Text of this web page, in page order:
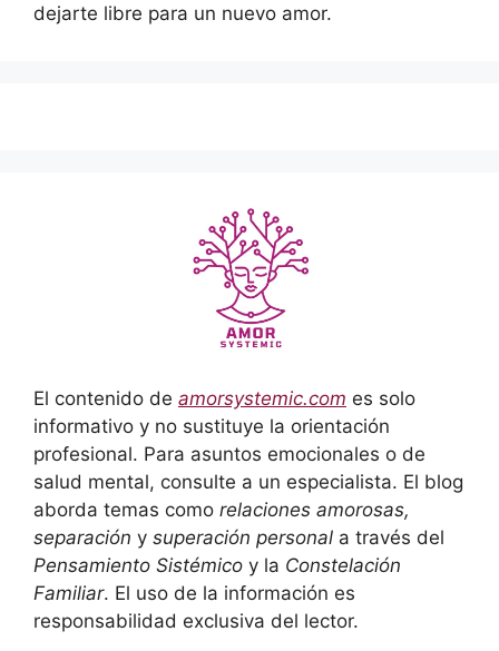
dejarte libre para un nuevo amor.
El contenido de amorsystemic.com es solo
informativo y no sustituye la orientación
profesional. Para asuntos emocionales o de
salud mental, consulte a un especialista. El blog
aborda temas como relaciones amorosas,
separación y superación personal a través del
Pensamiento Sistémico y la Constelación
Familiar. El uso de la información es
responsabilidad exclusiva del lector.